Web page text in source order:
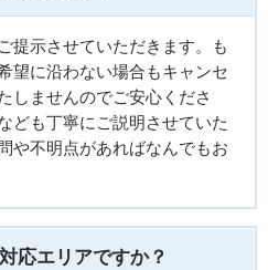
提示させていただきます。も
望に沿わない場合もキャンセ
しませんのでご安心くださ
ども丁寧にご説明させていた
や不明点があればなんでもお
応エリアですか？